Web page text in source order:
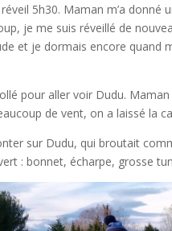
réveil 5h30. Maman m’a
je me suis réveillé de
et je dormais encore quand
pour aller voir Dudu.
de vent, on a laissé la
sur Dudu, qui broutait
: bonnet, écharpe, grosse